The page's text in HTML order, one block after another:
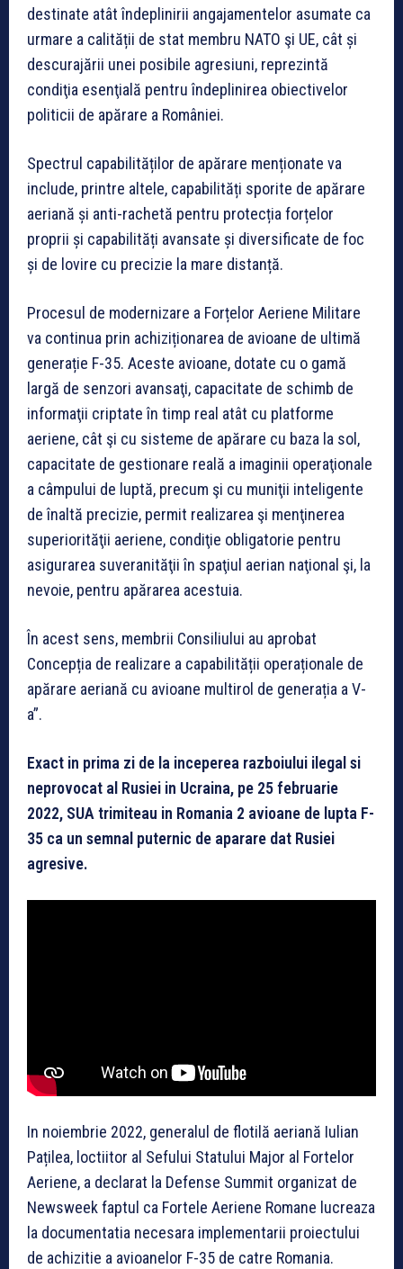
destinate atât îndeplinirii angajamentelor asumate ca
urmare a calității de stat membru NATO şi UE, cât și
descurajării unei posibile agresiuni, reprezintă
condiţia esenţială pentru îndeplinirea obiectivelor
politicii de apărare a României.
Spectrul capabilităților de apărare menționate va
include, printre altele, capabilități sporite de apărare
aeriană și anti-rachetă pentru protecția forțelor
proprii și capabilități avansate și diversificate de foc
și de lovire cu precizie la mare distanță.
Procesul de modernizare a Forțelor Aeriene Militare
va continua prin achiziționarea de avioane de ultimă
generație F-35. Aceste avioane, dotate cu o gamă
largă de senzori avansaţi, capacitate de schimb de
informaţii criptate în timp real atât cu platforme
aeriene, cât şi cu sisteme de apărare cu baza la sol,
capacitate de gestionare reală a imaginii operaţionale
a câmpului de luptă, precum şi cu muniţii inteligente
de înaltă precizie, permit realizarea şi menţinerea
superiorităţii aeriene, condiţie obligatorie pentru
asigurarea suveranităţii în spaţiul aerian naţional şi, la
nevoie, pentru apărarea acestuia.
În acest sens, membrii Consiliului au aprobat
Concepția de realizare a capabilității operaționale de
apărare aeriană cu avioane multirol de generația a V-
a”.
Exact in prima zi de la inceperea razboiului ilegal si
neprovocat al Rusiei in Ucraina, pe 25 februarie
2022, SUA trimiteau in Romania 2 avioane de lupta F-
35 ca un semnal puternic de aparare dat Rusiei
agresive.
In noiembrie 2022, generalul de flotilă aeriană Iulian
Pațilea, loctiitor al Sefului Statului Major al Fortelor
Aeriene, a declarat la Defense Summit organizat de
Newsweek faptul ca Fortele Aeriene Romane lucreaza
la documentatia necesara implementarii proiectului
de achizitie a avioanelor F-35 de catre Romania.